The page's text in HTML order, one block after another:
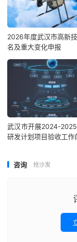
2026年度武汉市高新
名及重大变化申报
武汉市开展2024-
研发计划项目验收工作
咨询 抢沙发